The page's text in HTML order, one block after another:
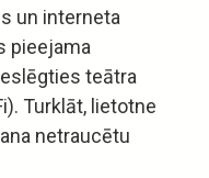
un interneta
pieejama
teātra
Turklāt, lietotne
netraucētu